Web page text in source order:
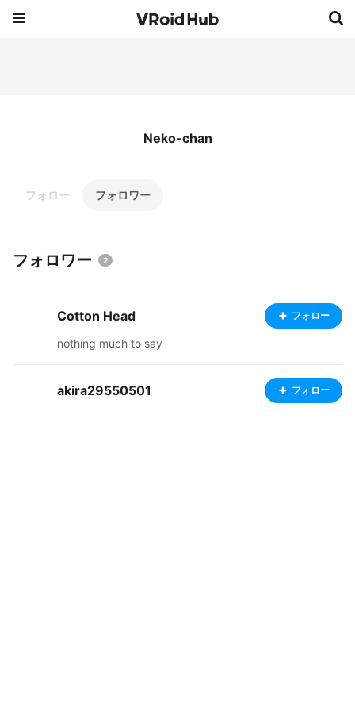
Neko-chan
フォロー フォロワー
フォロワー 2
Cotton Head フォロー
nothing much to say
akira29550501 フォロー